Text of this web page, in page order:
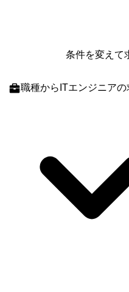
条件を変えて
職種からITエンジニアの